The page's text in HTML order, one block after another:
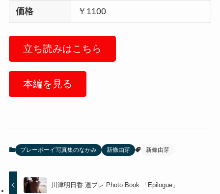
価格 ￥1100
立ち読みはこちら
本編を見る
プレーボーイ写真集のなかみ 新條由芽 新條由芽
川津明日香 週プレ Photo Book 「Epilogue」